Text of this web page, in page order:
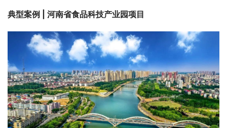
典型案例 | 河南省食品科技产业园项目